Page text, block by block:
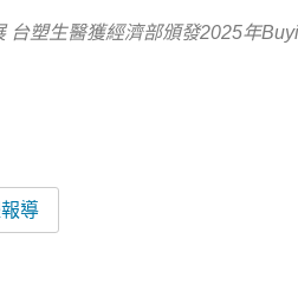
台塑生醫獲經濟部頒發2025年
導